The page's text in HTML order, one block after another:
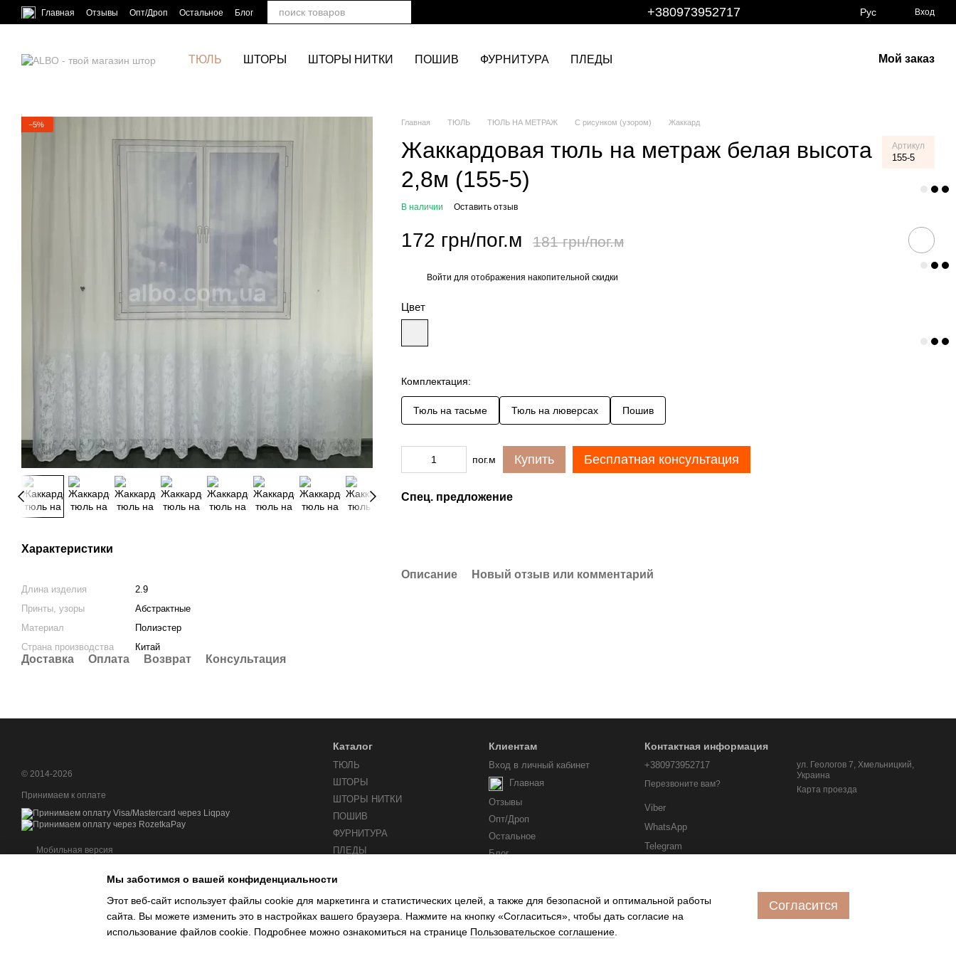
Перейти к основному контенту
Главная Отзывы Опт/Дроп Остальное Блог +380973952717 Рус Вход
ТЮЛЬ ШТОРЫ ШТОРЫ НИТКИ ПОШИВ ФУРНИТУРА ПЛЕДЫ Мой заказ
−5%
Характеристики
Длина изделия
2.9
Принты, узоры
Абстрактные
Материал
Полиэстер
Страна производства
Китай
Доставка Оплата Возврат Консультация
Главная ТЮЛЬ ТЮЛЬ НА МЕТРАЖ С рисунком (узором) Жаккард
Жаккардовая тюль на метраж белая высота
2,8м (155-5)
Артикул
155-5
В наличии Оставить отзыв
172 грн/пог.м 181 грн/пог.м
Войти для отображения накопительной скидки
Цвет
Комплектация:
Тюль на тасьме Тюль на люверсах Пошив
пог.м Купить Бесплатная консультация
Спец. предложение
Описание Новый отзыв или комментарий
© 2014-2026
Принимаем к оплате
Мобильная версия
Каталог
ТЮЛЬ
ШТОРЫ
ШТОРЫ НИТКИ
ПОШИВ
ФУРНИТУРА
ПЛЕДЫ
Клиентам
Вход в личный кабинет
Главная
Отзывы
Опт/Дроп
Остальное
Блог
Контактная информация
+380973952717
Перезвоните вам?
Viber
WhatsApp
Telegram
ул. Геологов 7, Хмельницкий,
Украина
Карта проезда
Мы заботимся о вашей конфиденциальности
Этот веб-сайт использует файлы cookie для маркетинга и статистических целей, а также для безопасной и оптимальной работы
сайта. Вы можете изменить это в настройках вашего браузера. Нажмите на кнопку «Согласиться», чтобы дать согласие на
использование файлов cookie. Подробнее можно ознакомиться на странице Пользовательское соглашение
Согласится